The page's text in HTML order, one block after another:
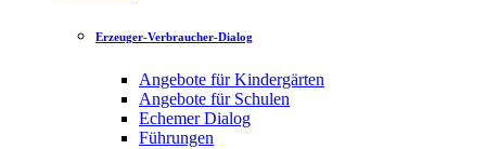
Erzeuger-Verbraucher-Dialog
Angebote für Kindergärten
Angebote für Schulen
Echemer Dialog
Führungen